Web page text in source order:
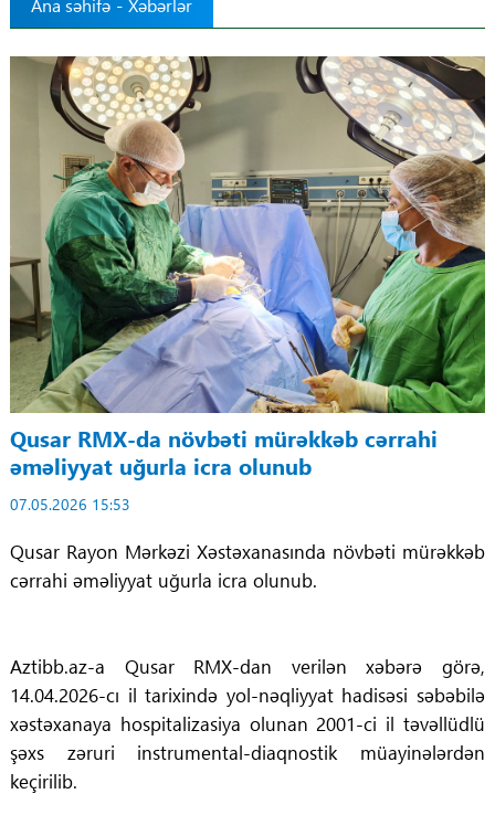
Ana səhifə - Xəbərlər
Qusar RMX-da növbəti mürəkkəb cərrahi
əməliyyat uğurla icra olunub
07.05.2026 15:53
Qusar Rayon Mərkəzi Xəstəxanasında növbəti mürəkkəb
cərrahi əməliyyat uğurla icra olunub.
Aztibb.az-a Qusar RMX-dan verilən xəbərə görə,
14.04.2026-cı il tarixində yol-nəqliyyat hadisəsi səbəbilə
xəstəxanaya hospitalizasiya olunan 2001-ci il təvəllüdlü
şəxs zəruri instrumental-diaqnostik müayinələrdən
keçirilib.
Regionlar
Elanlar
Gündəm
Tibbi maarifləndirmə
Mühüm hadisələr
COVID-19
ÜST